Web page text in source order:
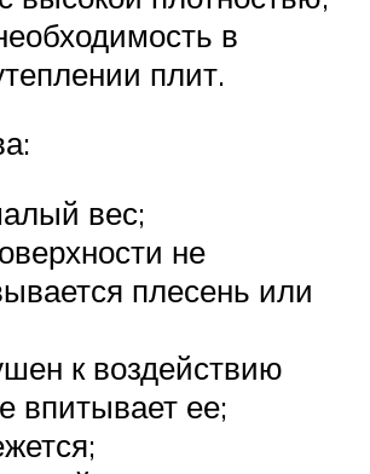
в
плит.
вес;
не
плесень или
к воздействию
впитывает ее;